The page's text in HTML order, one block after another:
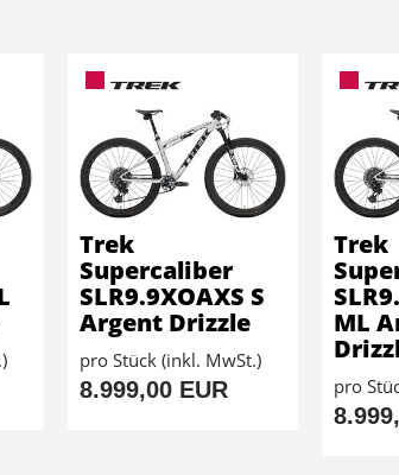
Trek
Supercaliber
SLR9.9XOAXS S
Argent Drizzle
pro Stück (inkl. MwSt.)
8.999,00 EUR
Trek
ML
pro